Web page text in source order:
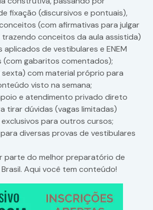
fixação (discursivos e pontuais),
(com afirmativas para julgar
trazendo conceitos da aula assistida)
aplicados de vestibulares e ENEM
(com gabaritos comentados);
com material próprio para
visto na semana;
e atendimento privado direto
tirar dúvidas (vagas limitadas)
para outros cursos;
diversas provas de vestibulares
parte do melhor preparatório de
Aqui você tem conteúdo!